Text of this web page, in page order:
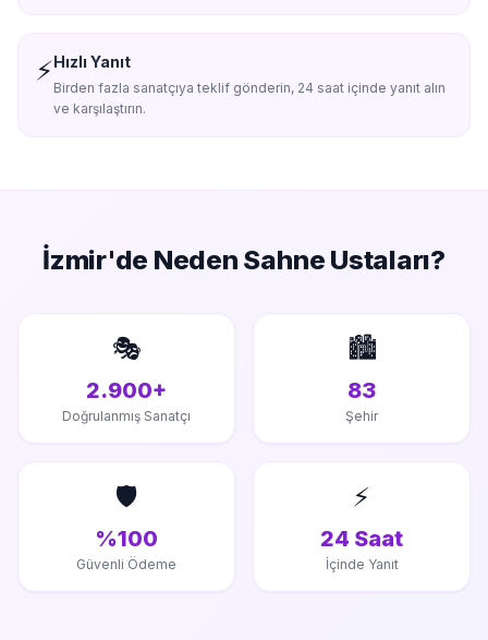
⚡Hızlı Yanıt
Birden fazla sanatçıya teklif gönderin, 24 saat içinde yanıt alın
ve karşılaştırın.
İzmir'de Neden Sahne Ustaları?
🎭
2.900+
Doğrulanmış Sanatçı
🏙️
83
Şehir
🛡️
%100
Güvenli Ödeme
⚡
24 Saat
İçinde Yanıt